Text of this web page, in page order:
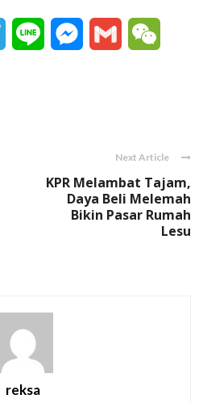
Telegram
Line Messenger
Gmail
Next Article
KPR Melambat Tajam,
Daya Beli Melemah
Bikin Pasar Rumah
Lesu
reksa